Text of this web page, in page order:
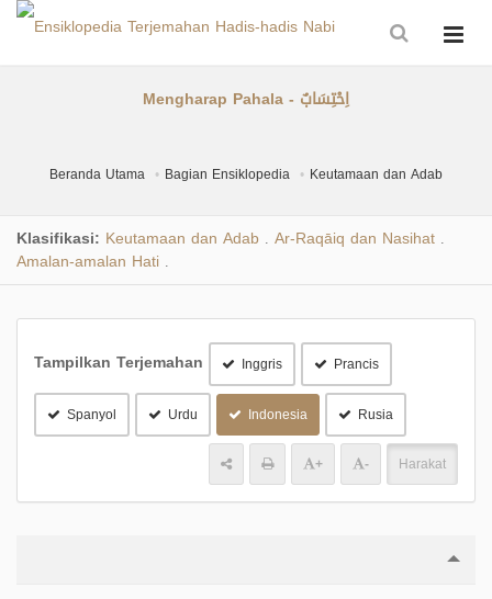
Mengharap Pahala - اِحْتِسَابٌ
Beranda Utama Bagian Ensiklopedia Keutamaan dan Adab
Klasifikasi: Keutamaan dan Adab Ar-Raqāiq dan Nasihat
Amalan-amalan Hati
Tampilkan Terjemahan Inggris Prancis
Spanyol Urdu Indonesia Rusia
+ - Harakat